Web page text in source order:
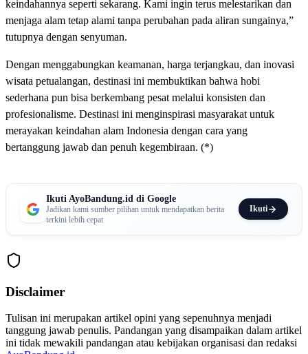
keindahannya seperti sekarang. Kami ingin terus melestarikan dan
menjaga alam tetap alami tanpa perubahan pada aliran sungainya,”
tutupnya dengan senyuman.
Dengan menggabungkan keamanan, harga terjangkau, dan inovasi
wisata petualangan, destinasi ini membuktikan bahwa hobi
sederhana pun bisa berkembang pesat melalui konsisten dan
profesionalisme. Destinasi ini menginspirasi masyarakat untuk
merayakan keindahan alam Indonesia dengan cara yang
bertanggung jawab dan penuh kegembiraan. (*)
Ikuti AyoBandung.id di Google
Jadikan kami sumber pilihan untuk mendapatkan berita
terkini lebih cepat
Ikuti
Disclaimer
Tulisan ini merupakan artikel opini yang sepenuhnya menjadi
tanggung jawab penulis. Pandangan yang disampaikan dalam artikel
ini tidak mewakili pandangan atau kebijakan organisasi dan redaksi